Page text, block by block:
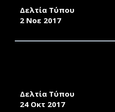
Δελτία Τύπου
2 Νοε 2017
Δελτία Τύπου
24 Οκτ 2017